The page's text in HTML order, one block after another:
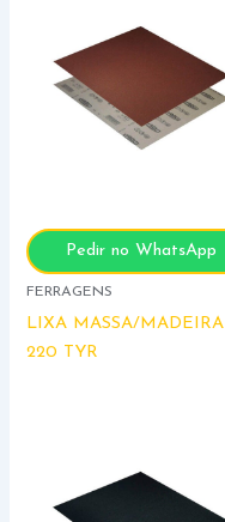
Pedir no WhatsApp
FERRAGENS
LIXA MASSA/MADEIRA
220 TYR